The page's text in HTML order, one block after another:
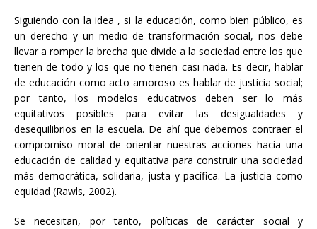
Siguiendo con la idea , si la educación, como bien público, es
un derecho y un medio de transformación social, nos debe
llevar a romper la brecha que divide a la sociedad entre los que
tienen de todo y los que no tienen casi nada. Es decir, hablar
de educación como acto amoroso es hablar de justicia social;
por tanto, los modelos educativos deben ser lo más
equitativos posibles para evitar las desigualdades y
desequilibrios en la escuela. De ahí que debemos contraer el
compromiso moral de orientar nuestras acciones hacia una
educación de calidad y equitativa para construir una sociedad
más democrática, solidaria, justa y pacífica. La justicia como
equidad (Rawls, 2002).
Se necesitan, por tanto, políticas de carácter social y